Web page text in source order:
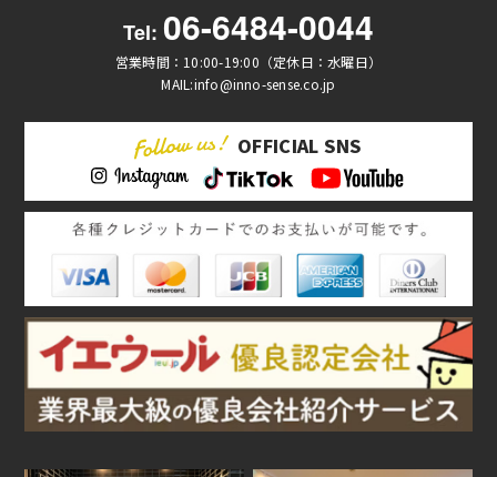
Tel: 06-6484-0044
営業時間：10:00-19:00（定休日：水曜日）
MAIL:info@inno-sense.co.jp
OFFICIAL SNS